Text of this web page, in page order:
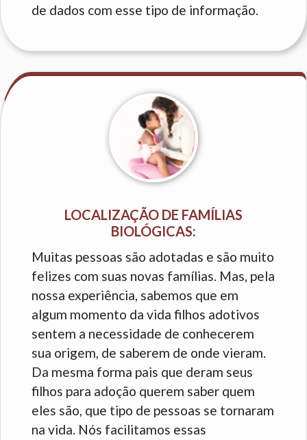
de dados com esse tipo de informação.
LOCALIZAÇÃO DE FAMÍLIAS
BIOLÓGICAS:
Muitas pessoas são adotadas e são muito
felizes com suas novas famílias. Mas, pela
nossa experiência, sabemos que em
algum momento da vida filhos adotivos
sentem a necessidade de conhecerem
sua origem, de saberem de onde vieram.
Da mesma forma pais que deram seus
filhos para adoção querem saber quem
eles são, que tipo de pessoas se tornaram
na vida. Nós facilitamos essas